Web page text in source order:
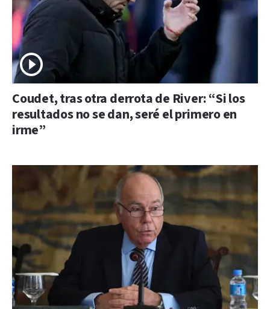
Coudet, tras otra derrota de River: “Si los
resultados no se dan, seré el primero en
irme”